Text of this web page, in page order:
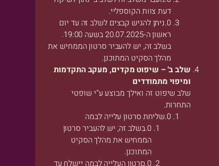
דעת צוות הקוספליי.
ניתן להגיש קבצים לשלב זה עד יום
ראשון ה-20.07.2025 בשעה 19:00.
בשלב זה, יש להעביר סרטון הממחיש את
מהלך הסקיט המתוכנן.
שלב ב' – שיפוט מקדים, מעקב התקדמות
ומיפוי מתמודדים
שלב שיפוט זה ואילך מבוצע ע"י שופטי
התחרות.
שליחת סרטון עלייה לבמה
בשלב זה, יש להעביר סרטון
הממחיש את מהלך הסקיט
המתוכנן.